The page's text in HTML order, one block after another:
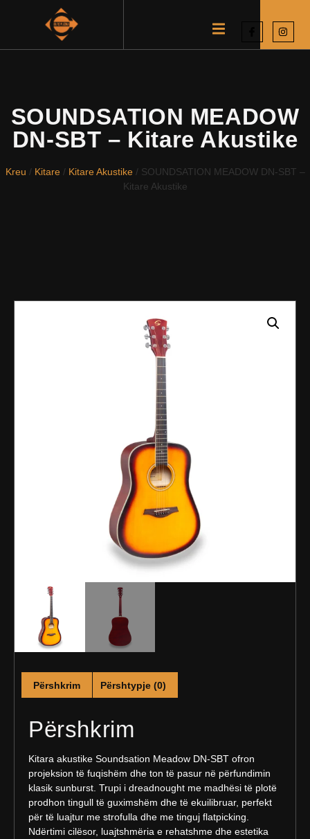
SOUNDSATION MEADOW
DN-SBT – Kitare Akustike
Kreu / Kitare/ Kitare Akustike/ SOUNDSATION MEADOW DN-SBT –
Kitare Akustike
Përshkrim Përshtypje (0)
Përshkrim
Kitara akustike Soundsation Meadow DN-SBT ofron
projeksion të fuqishëm dhe ton të pasur në përfundimin
klasik sunburst. Trupi i dreadnought me madhësi të plotë
prodhon tingull të guximshëm dhe të ekuilibruar, perfekt
për të luajtur me strofulla dhe me tinguj flatpicking.
Ndërtimi cilësor, luajtshmëria e rehatshme dhe estetika